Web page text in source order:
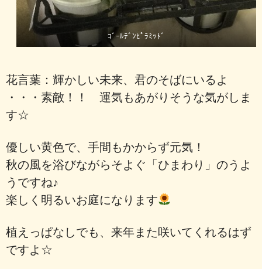
ｺﾞｰﾙﾃﾞﾝﾋﾟﾗﾐｯﾄﾞ
花言葉：輝かしい未来、君のそばにいるよ
・・・素敵！！ 運気もあがりそうな気がしま
す☆
優しい黄色で、手間もかからず元気！
秋の風を浴びながらそよぐ「ひまわり」のうよ
うですね♪
楽しく明るいお庭になります
植えっぱなしでも、来年また咲いてくれるはず
ですよ☆